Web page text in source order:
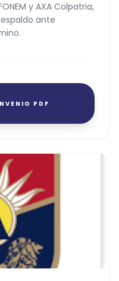
y AXA Colpatria,
ante
PDF